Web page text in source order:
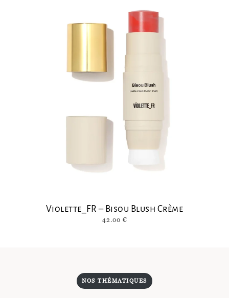
Violette_FR – Bisou Blush Crème
42.00 €
NOS THÉMATIQUES